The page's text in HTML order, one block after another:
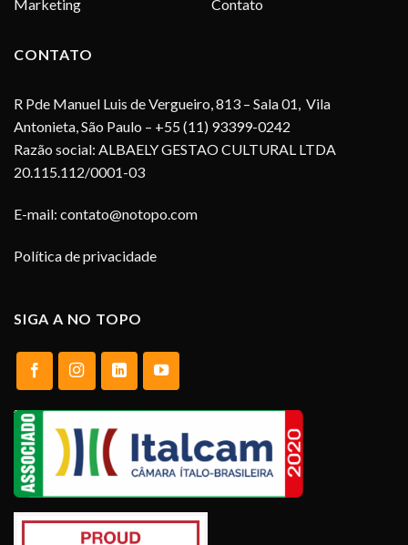
Marketing
Contato
CONTATO
R Pde Manuel Luis de Vergueiro, 813 – Sala 01, Vila
Antonieta, São Paulo – +55 (11) 93399-0242
Razão social: ALBAELY GESTAO CULTURAL LTDA
20.115.112/0001-03
E-mail: contato@notopo.com
Política de privacidade
SIGA A NO TOPO